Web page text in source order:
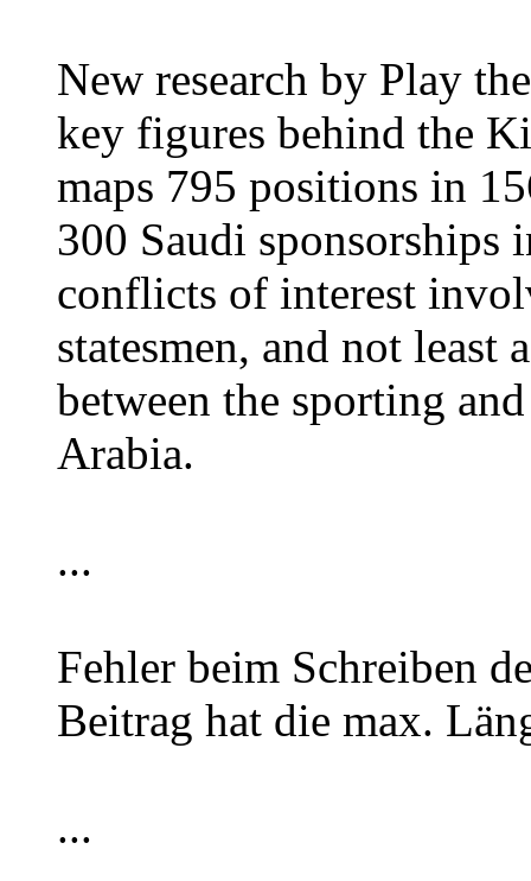
New research by Play
key figures behind the
maps 795 positions in
300 Saudi
conflicts of interest
statesmen, and not
between the sporting
Arabia.
...
Fehler beim Schreiben
Beitrag hat die max.
...